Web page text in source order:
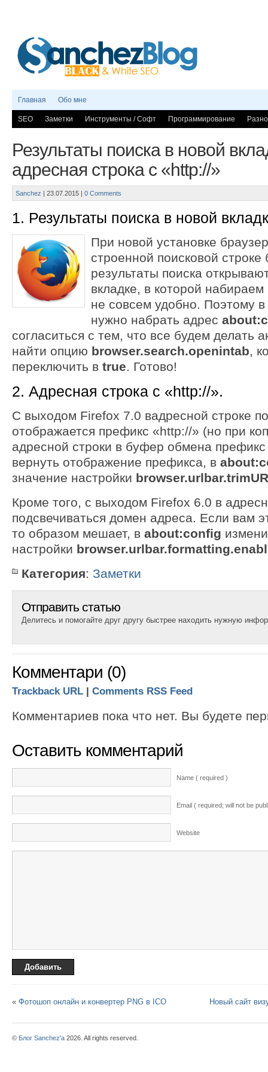
Главная Обо мне
SEO Заметки Инструменты / Софт Программирование
Результаты поиска в новой
адресная строка с «http://»
Sanchez | 23.07.2015 | 0 Comments
1. Результаты поиска в новой
При новой установке
строенной поисковой строке
результаты поиска
вкладке, в которой
не совсем удобно. Поэтому в
нужно набрать адрес
согласиться с тем, что все будем делать
найти опцию browser.search.openintab,
переключить в true. Готово!
2. Адресная строка с «http://».
С выходом Firefox 7.0 вадресной строке
отображается префикс «http://» (но при
адресной строки в буфер обмена
вернуть отображение префикса, в
значение настройки
Кроме того, с выходом Firefox 6.0 в
подсвечиваться домен адреса. Если вам
то образом мешает, в about:config
настройки
Категория: Заметки
Отправить статью
Делитесь и помогайте друг другу быстрее находить нужную
Комментари (0)
Trackback URL | Comments RSS Feed
Комментариев пока что нет. Вы будете
Оставить комментарий
Name ( required )
Email ( required; will not be
Website
« Фотошоп онлайн и конвертер PNG в ICO Новый сайт
© Блог Sanchez'a 2026. All rights reserved.